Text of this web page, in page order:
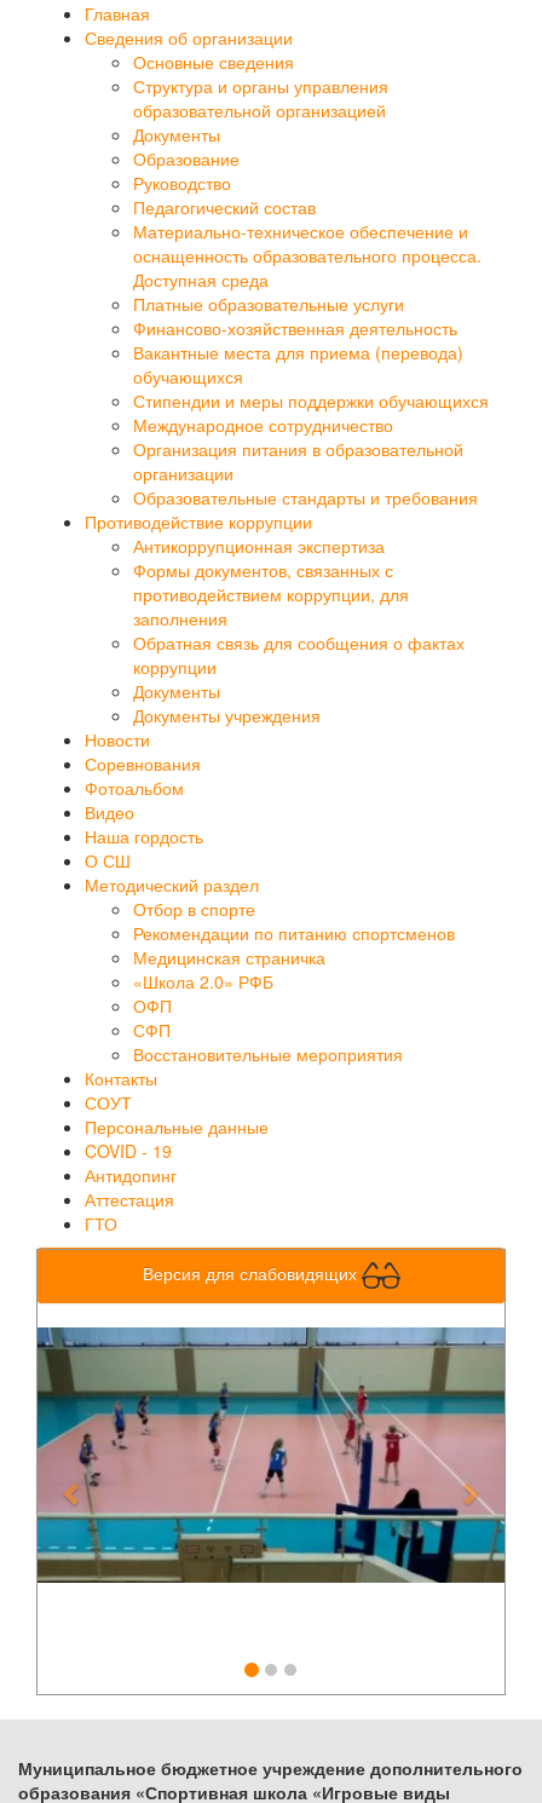
Главная
Сведения об организации
Основные сведения
Структура и органы управления
образовательной организацией
Документы
Образование
Руководство
Педагогический состав
Материально-техническое обеспечение и
оснащенность образовательного процесса.
Доступная среда
Платные образовательные услуги
Финансово-хозяйственная деятельность
Вакантные места для приема (перевода)
обучающихся
Стипендии и меры поддержки обучающихся
Международное сотрудничество
Организация питания в образовательной
организации
Образовательные стандарты и требования
Противодействие коррупции
Антикоррупционная экспертиза
Формы документов, связанных с
противодействием коррупции, для
заполнения
Обратная связь для сообщения о фактах
коррупции
Документы
Документы учреждения
Новости
Соревнования
Фотоальбом
Видео
Наша гордость
О СШ
Методический раздел
Отбор в спорте
Рекомендации по питанию спортсменов
Медицинская страничка
«Школа 2.0» РФБ
ОФП
СФП
Восстановительные мероприятия
Контакты
СОУТ
Персональные данные
COVID - 19
Антидопинг
Аттестация
ГТО
Версия для слабовидящих
Previous Next
Муниципальное бюджетное учреждение дополнительного
образования «Спортивная школа «Игровые виды